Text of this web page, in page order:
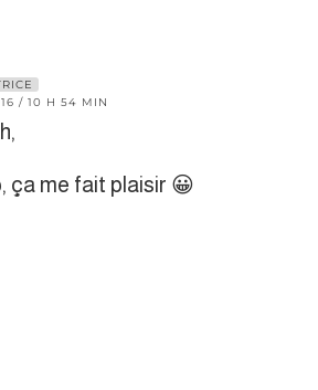
/ 10 H 54 MIN
ça me fait plaisir 😀